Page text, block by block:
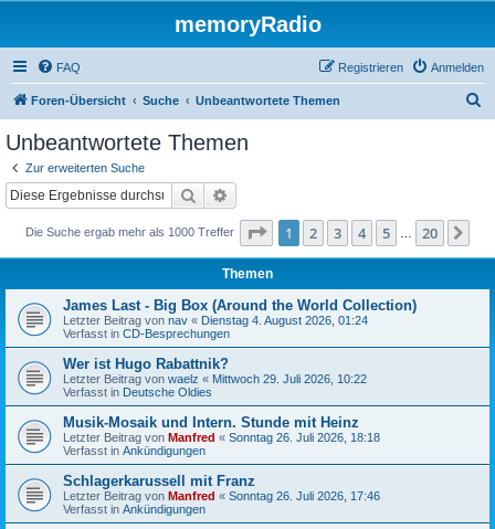
memoryRadio
FAQ Anmelden
Registrieren
Foren-Übersicht Suche Unbeantwortete Themen
Unbeantwortete Themen
Zur erweiterten Suche
Suche
Die Suche ergab mehr als 1000 Treffer Seite 1von 20
1 2 3 4 5 20
Themen
James Last - Big Box (Around the World Collection)
Letzter Beitrag von nav « Dienstag 4. August 2026, 01:24
Verfasst in CD-Besprechungen
Wer ist Hugo Rabattnik?
Letzter Beitrag von waelz « Mittwoch 29. Juli 2026, 10:22
Verfasst in Deutsche Oldies
Musik-Mosaik und Intern. Stunde mit Heinz
Letzter Beitrag von Manfred « Sonntag 26. Juli 2026, 18:18
Verfasst in Ankündigungen
Schlagerkarussell mit Franz
Letzter Beitrag von Manfred « Sonntag 26. Juli 2026, 17:46
Verfasst in Ankündigungen